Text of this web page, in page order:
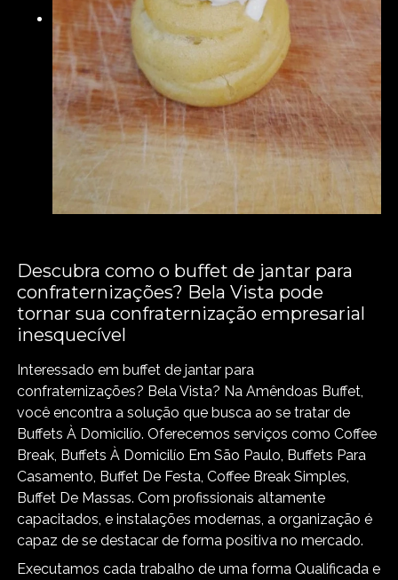
Descubra como o buffet de jantar para
confraternizações? Bela Vista pode
tornar sua confraternização empresarial
inesquecível
Interessado em buffet de jantar para
confraternizações? Bela Vista? Na Amêndoas Buffet,
você encontra a solução que busca ao se tratar de
Buffets À Domicilío. Oferecemos serviços como Coffee
Break, Buffets À Domicilío Em São Paulo, Buffets Para
Casamento, Buffet De Festa, Coffee Break Simples,
Buffet De Massas. Com profissionais altamente
capacitados, e instalações modernas, a organização é
capaz de se destacar de forma positiva no mercado.
Executamos cada trabalho de uma forma Qualificada e